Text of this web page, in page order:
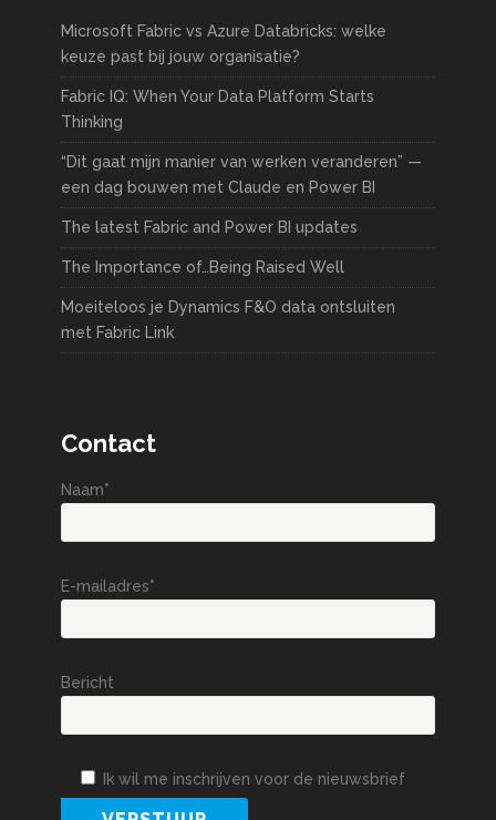
Microsoft Fabric vs Azure Databricks: welke
keuze past bij jouw organisatie?
Fabric IQ: When Your Data Platform Starts
Thinking
“Dit gaat mijn manier van werken veranderen” —
een dag bouwen met Claude en Power BI
The latest Fabric and Power BI updates
The Importance of…Being Raised Well
Moeiteloos je Dynamics F&O data ontsluiten
met Fabric Link
Contact
Naam*
E-mailadres*
Bericht
Ik wil me inschrijven voor de nieuwsbrief